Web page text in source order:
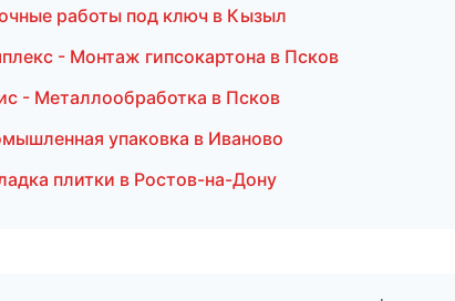
работы под ключ в Кызыл
- Монтаж гипсокартона в Псков
- Металлообработка в Псков
упаковка в Иваново
плитки в Ростов-на-Дону